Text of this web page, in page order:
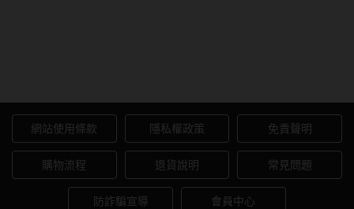
藥水保養液
隱形眼鏡藥水保養液
清潔專用
網站使用條款 隱私權政策 免責聲明
購物流程 退貨說明 常見問題
防詐騙宣導 會員中心